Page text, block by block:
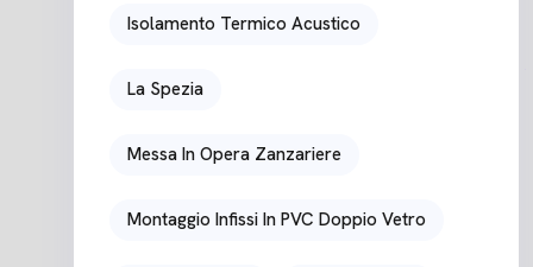
Isolamento Termico Acustico
La Spezia
Messa In Opera Zanzariere
Montaggio Infissi In PVC Doppio Vetro